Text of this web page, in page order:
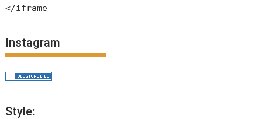
</iframe
Instagram
Style: